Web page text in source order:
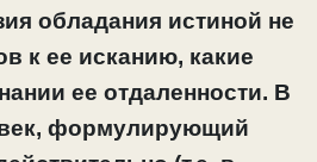
обладания истиной не
к ее исканию, какие
ее отдаленности. В
формулирующий